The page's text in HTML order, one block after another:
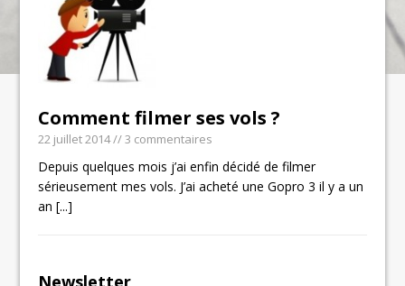
Comment filmer ses vols ?
22 juillet 2014// 3 commentaires
Depuis quelques mois j’ai enfin décidé de filmer
sérieusement mes vols. J’ai acheté une Gopro 3 il y a un
an[...]
Newsletter